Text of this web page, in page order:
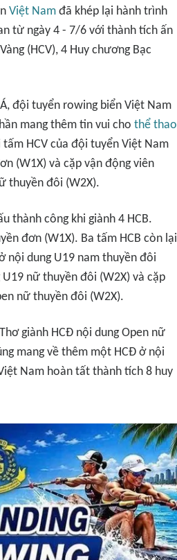
Việt Nam đã khép lại hành trình
từ ngày 4 - 7/6 với thành tích ấn
(HCV), 4 Huy chương Bạc
đội tuyển rowing biển Việt Nam
mang thêm tin vui cho thể thao
HCV của đội tuyển Việt Nam
(W1X) và cặp vận động viên
thuyền đôi (W2X).
thành công khi giành 4 HCB.
đơn (W1X). Ba tấm HCB còn lại
nội dung U19 nam thuyền đôi
U19 nữ thuyền đôi (W2X) và cặp
nữ thuyền đôi (W2X).
giành HCĐ nội dung Open nữ
mang về thêm một HCĐ ở nội
Nam hoàn tất thành tích 8 huy